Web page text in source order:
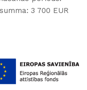
3 700 EUR